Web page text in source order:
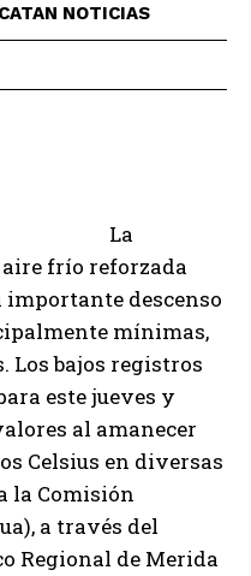
NOTICIAS
La
aire frío reforzada
descenso
mínimas,
Los bajos registros
este jueves y
al amanecer
Celsius en diversas
la Comisión
a través del
Regional de Merida